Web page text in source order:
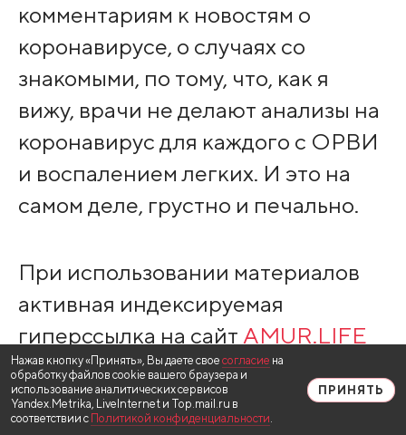
комментариям к новостям о
коронавирусе, о случаях со
знакомыми, по тому, что, как я
вижу, врачи не делают анализы на
коронавирус для каждого с ОРВИ
и воспалением легких. И это на
самом деле, грустно и печально.
При использовании материалов
активная индексируемая
гиперссылка на сайт AMUR.LIFE
обязательна.
Нажав кнопку «Принять», Вы даете свое согласие на
обработку файлов cookie вашего браузера и
использование аналитических сервисов
Yandex.Metrika, LiveInternet и Top.mail.ru в
соответствии с Политикой конфиденциальности.
ПРИНЯТЬ